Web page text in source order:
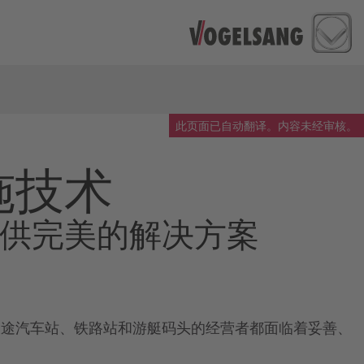
此页面已自动翻译。内容未经审核。
技术
完美的解决方案
车站、铁路站和游艇码头的经营者都面临着妥善、